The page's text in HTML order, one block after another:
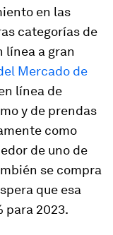
en las
categorías de
línea a gran
Mercado de
línea de
y de prendas
como
de uno de
se compra
que esa
para 2023.